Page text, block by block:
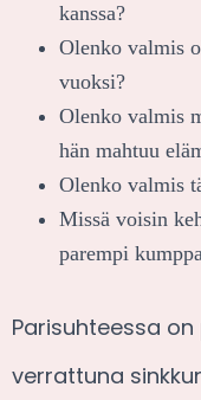
kanssa?
Olenko valmis
vuoksi?
Olenko valmis
hän mahtuu
Olenko valmis
Missä voisin
parempi
Parisuhteessa
verrattuna